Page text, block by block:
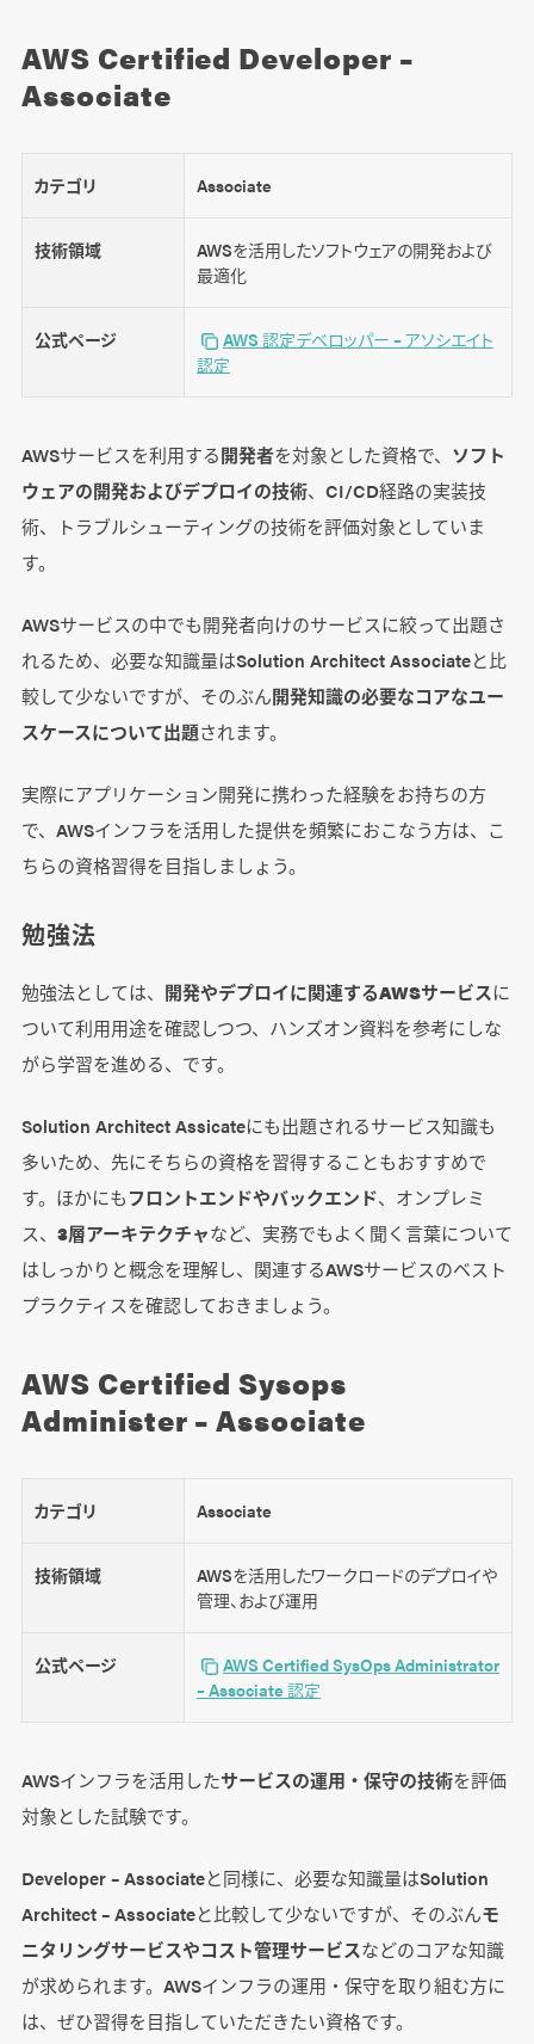
AWS Certified Developer –
Associate
カテゴリ Associate
技術領域
AWSを活用したソフトウェアの開発および
最適化
公式ページ
AWS 認定デベロッパー – アソシエイト
認定
AWSサービスを利用する開発者を対象とした資格で、 ソフト
ウェアの開発およびデプロイの技術、CI/CD経路の実装技
術、トラブルシューティングの技術を評価対象としていま
す。
AWSサービスの中でも開発者向けのサービスに絞って出題さ
れるため、必要な知識量はSolution Architect Associateと比
較して少ないですが、そのぶん開発知識の必要なコアなユー
スケースについて出題されます。
実際にアプリケーション開発に携わった経験をお持ちの方
で、AWSインフラを活用した提供を頻繁におこなう方は、こ
ちらの資格習得を目指しましょう。
勉強法
勉強法としては、 開発やデプロイに関連するAWSサービスに
ついて利用用途を確認しつつ、ハンズオン資料を参考にしな
がら学習を進める、です。
Solution Architect Assicateにも出題されるサービス知識も
多いため、先にそちらの資格を習得することもおすすめで
す。ほかにもフロントエンドやバックエンド、オンプレミ
ス、 3層アーキテクチャなど、実務でもよく聞く言葉について
はしっかりと概念を理解し、関連するAWSサービスのベスト
プラクティスを確認しておきましょう。
AWS Certified Sysops
Administer – Associate
カテゴリ Associate
技術領域
AWSを活用したワークロードのデプロイや
管理、および運用
公式ページ
AWS Certified SysOps Administrator
– Associate 認定
AWSインフラを活用したサービスの運用・保守の技術を評価
対象とした試験です。
Developer – Associateと同様に、必要な知識量はSolution
Architect – Associateと比較して少ないですが、そのぶんモ
ニタリングサービスやコスト管理サービスなどのコアな知識
が求められます。AWSインフラの運用・保守を取り組む方に
は、ぜひ習得を目指していただきたい資格です。